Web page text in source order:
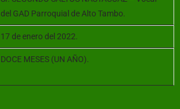
del GAD Parroquial de Alto Tambo.
17 de enero del 2022.
DOCE MESES (UN AÑO).